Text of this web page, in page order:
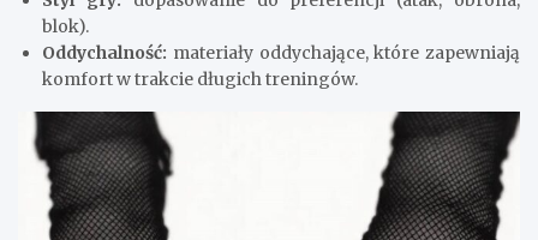
blok).
Oddychalność: materiały oddychające, które zapewniają
komfort w trakcie długich treningów.